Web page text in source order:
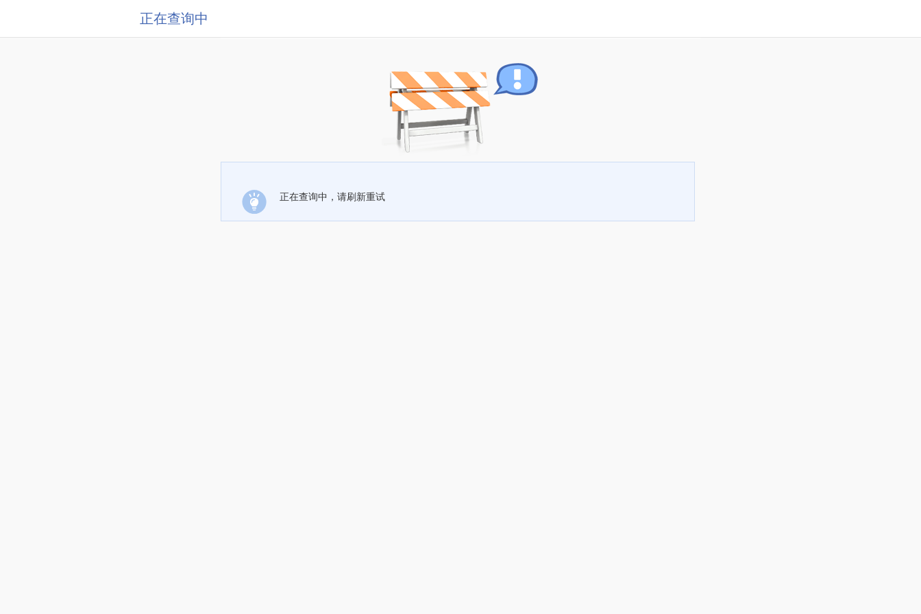
正在查询中
正在查询中，请刷新重试